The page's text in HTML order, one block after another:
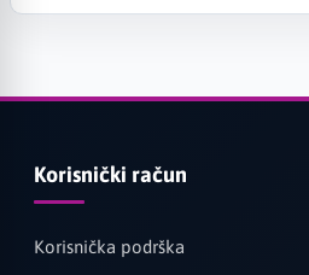
Korisnički račun
Korisnička podrška